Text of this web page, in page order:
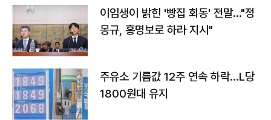
이임생이 밝힌 '빵집 회동' 전말…"정
몽규, 홍명보로 하라 지시"
주유소 기름값 12주 연속 하락…L당
1800원대 유지